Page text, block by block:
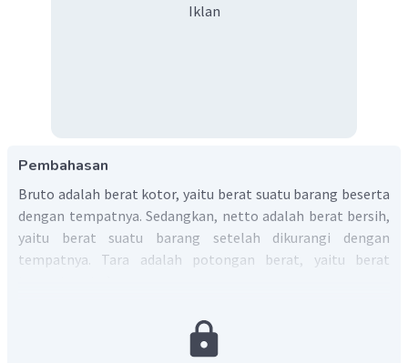
Iklan
Pembahasan
Bruto adalah berat kotor, yaitu berat suatu barang beserta
dengan tempatnya. Sedangkan, netto adalah berat bersih,
yaitu berat suatu barang setelah dikurangi dengan
tempatnya. Tara adalah potongan berat, yaitu berat